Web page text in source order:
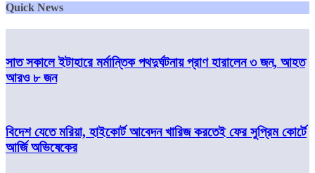
Quick News
সাত সকালে ইটাহারে মর্মান্তিক পথদুর্ঘটনায় প্রাণ হারালেন ৩ জন, আহত
আরও ৮ জন
বিদেশ যেতে মরিয়া, হাইকোর্ট আবেদন খারিজ করতেই ফের সুপ্রিম কোর্টে
আর্জি অভিষেকের